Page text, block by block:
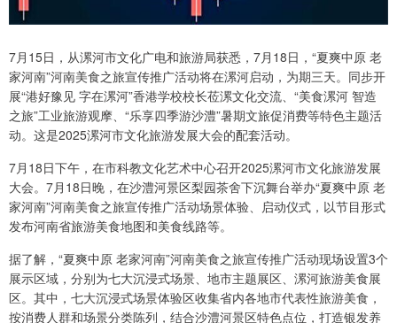
7月15日，从漯河市文化广电和旅游局获悉，7月18日，“夏爽中原 老
家河南”河南美食之旅宣传推广活动将在漯河启动，为期三天。同步开
展“港好豫见 字在漯河”香港学校校长莅漯文化交流、“美食漯河 智造
之旅”工业旅游观摩、“乐享四季游沙澧”暑期文旅促消费等特色主题活
动。这是2025漯河市文化旅游发展大会的配套活动。
7月18日下午，在市科教文化艺术中心召开2025漯河市文化旅游发展
大会。7月18日晚，在沙澧河景区梨园茶舍下沉舞台举办“夏爽中原 老
家河南”河南美食之旅宣传推广活动场景体验、启动仪式，以节目形式
发布河南省旅游美食地图和美食线路等。
据了解，“夏爽中原 老家河南”河南美食之旅宣传推广活动现场设置3个
展示区域，分别为七大沉浸式场景、地市主题展区、漯河旅游美食展
区。其中，七大沉浸式场景体验区收集省内各地市代表性旅游美食，
按消费人群和场景分类陈列，结合沙澧河景区特色点位，打造银发养